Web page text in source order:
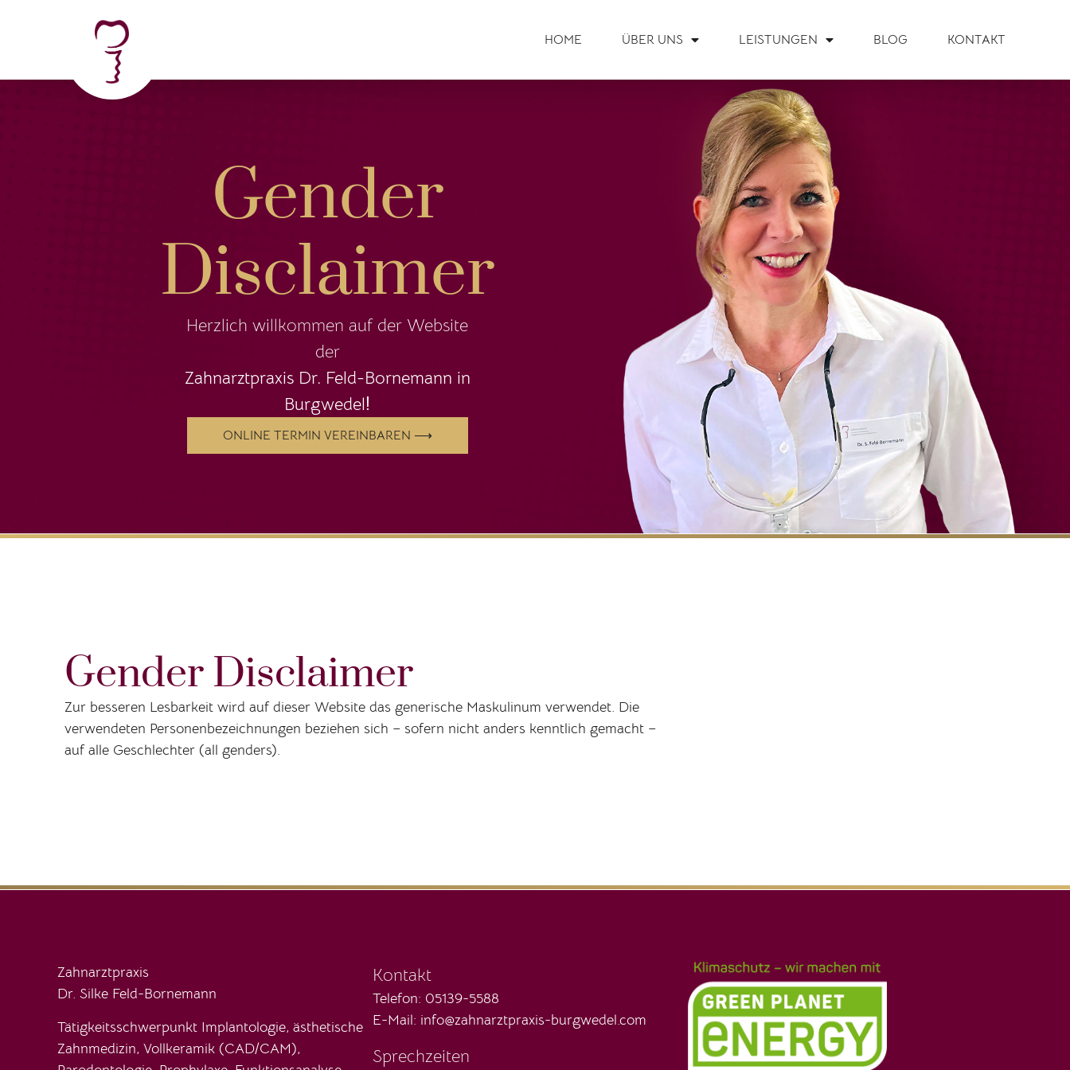
HOME ÜBER UNS LEISTUNGEN BLOG KONTAKT
Gender
Disclaimer
Herzlich willkommen auf der Website
der
Zahnarztpraxis Dr. Feld-Bornemann in
Burgwedel!
ONLINE TERMIN VEREINBAREN ⟶
Gender Disclaimer
Zur besseren Lesbarkeit wird auf dieser Website das generische Maskulinum verwendet. Die
verwendeten Personenbezeichnungen beziehen sich – sofern nicht anders kenntlich gemacht –
auf alle Geschlechter (all genders).
Zahnarztpraxis
Dr. Silke Feld-Bornemann
Tätigkeitsschwerpunkt Implantologie, ästhetische
Zahnmedizin, Vollkeramik (CAD/CAM),
Kontakt
Telefon: 05139-5588
E-Mail: info@zahnarztpraxis-burgwedel.com
Sprechzeiten